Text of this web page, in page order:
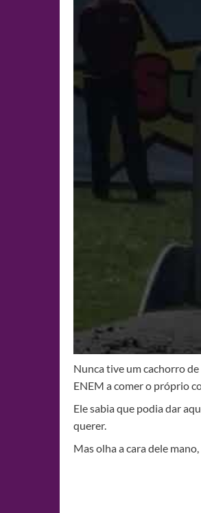
Nunca tive um cachorro
ENEM a comer o próprio
Ele sabia que podia dar
querer.
Mas olha a cara dele